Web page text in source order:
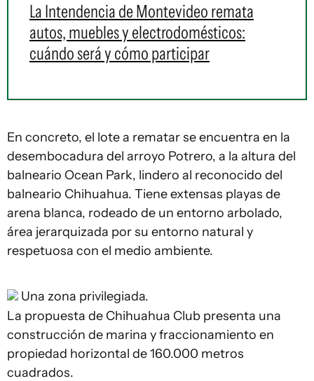
La Intendencia de Montevideo remata
autos, muebles y electrodomésticos:
cuándo será y cómo participar
En concreto, el lote a rematar se encuentra en la
desembocadura del arroyo Potrero, a la altura del
balneario Ocean Park, lindero al reconocido del
balneario Chihuahua. Tiene extensas playas de
arena blanca, rodeado de un entorno arbolado,
área jerarquizada por su entorno natural y
respetuosa con el medio ambiente.
Una zona privilegiada.
La propuesta de Chihuahua Club presenta una
construcción de marina y fraccionamiento en
propiedad horizontal de 160.000 metros
cuadrados.